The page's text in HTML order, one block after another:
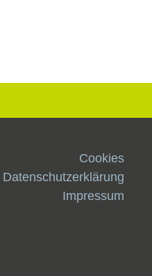
Cookies
Datenschutzerklärung
Impressum